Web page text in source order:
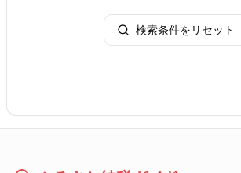
検索条件をリセット